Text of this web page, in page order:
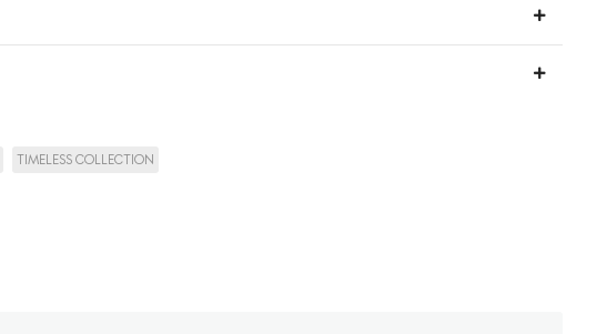
TIMELESS COLLECTION